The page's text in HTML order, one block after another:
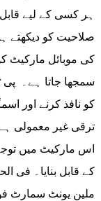
ہر کسی کے لیے
صلاحیت کو دیکھتے
کی موبائل
سمجھا جاتا ہے۔
کو نافذ کرنے اور
ترقی غیر معمولی
اس مارکیٹ میں